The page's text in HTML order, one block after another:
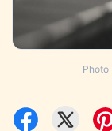
Photo